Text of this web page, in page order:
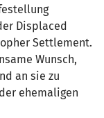
Displaced
Settlement.
Wunsch,
an sie zu
ehemaligen